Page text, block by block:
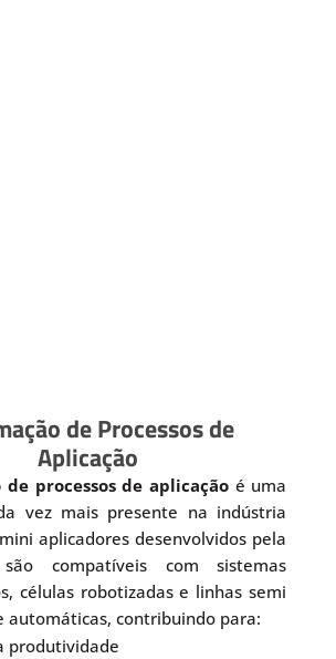
de Processos de
Aplicação
de processos de aplicaçãoé uma
vez mais presente na indústria
aplicadores desenvolvidos pela
compatíveis com sistemas
células robotizadas e linhas semi
contribuindo para:
produtividade